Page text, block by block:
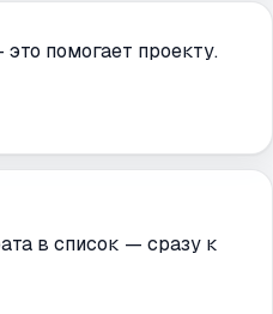
помогает проекту.
в список — сразу к